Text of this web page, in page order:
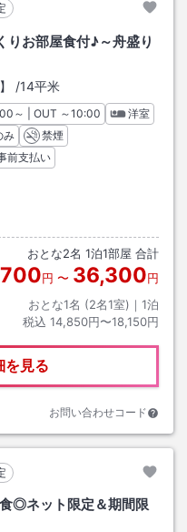
りお部屋食付♪～舟盛り
/14平米
ックイン
～ | OUT チェックアウト
～10:00
洋室
み
禁煙
前支払い
おとな2名 1泊1部屋 合計
円 〜 36,300円
おとな1名 (2名1室)｜ 1泊
税込 14,850円〜18,150円
を見る
お問い合わせコード
◎ネット限定＆期間限